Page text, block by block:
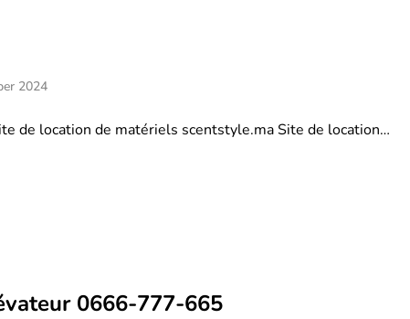
2024
de location de matériels scentstyle.ma Site de location…
0666-777-665